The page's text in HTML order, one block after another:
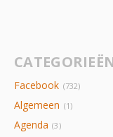
Facebook (732)
Algemeen (1)
Agenda (3)